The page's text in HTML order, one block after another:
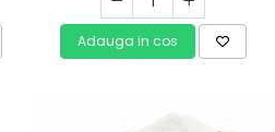
Adauga in cos